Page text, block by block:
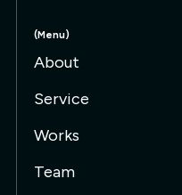
(Menu)
About
Service
Works
Team